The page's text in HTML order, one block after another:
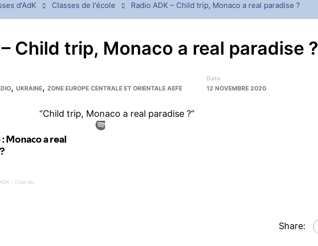
d'AdK Classes de l'école Radio ADK – Child trip, Monaco a real paradise ?
Child trip, Monaco a real paradise ?
, UKRAINE, ZONE EUROPE CENTRALE ET ORIENTALE AEFE
Date
12 NOVEMBRE 2020
“Child trip, Monaco a real paradise ?”
: Child trip
Share: